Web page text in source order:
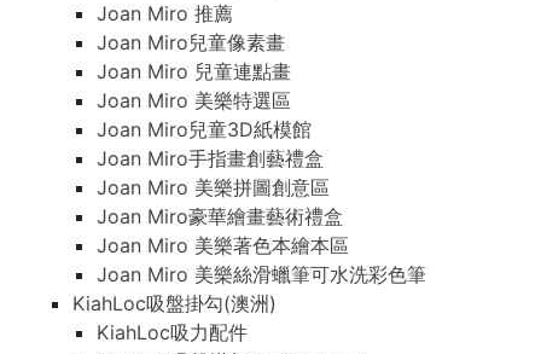
Joan Miro 推薦
Joan Miro兒童像素畫
Joan Miro 兒童連點畫
Joan Miro 美樂特選區
Joan Miro兒童3D紙模館
Joan Miro手指畫創藝禮盒
Joan Miro 美樂拼圖創意區
Joan Miro豪華繪畫藝術禮盒
Joan Miro 美樂著色本繪本區
Joan Miro 美樂絲滑蠟筆可水洗彩色筆
KiahLoc吸盤掛勾(澳洲)
KiahLoc吸力配件